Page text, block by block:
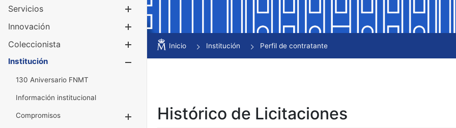
Servicios
Innovación
Coleccionista
Mostrar/Ocultar
Institución
130 Aniversario FNMT
Información institucional
Compromisos
Mostrar/Ocultar
Inicio Institución Perfil de contratante
Histórico de Licitaciones